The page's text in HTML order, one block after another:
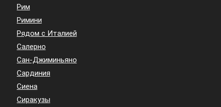
Рим
Римини
Рядом с Италией
Салерно
Сан-Джиминьяно
Сардиния
Сиена
Сиракузы